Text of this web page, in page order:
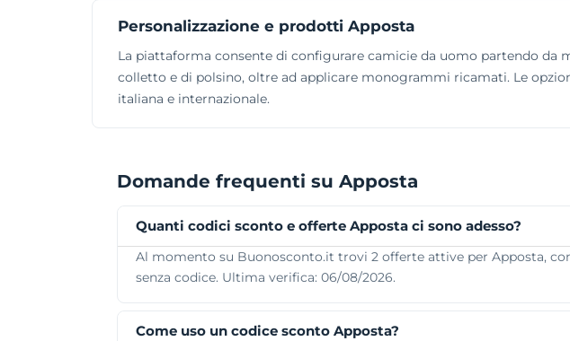
Personalizzazione e prodotti Apposta
La piattaforma consente di configurare camicie da uomo partendo
colletto e di polsino, oltre ad applicare monogrammi ricamati. Le
italiana e internazionale.
Domande frequenti su Apposta
Quanti codici sconto e offerte Apposta ci sono adesso?
Al momento su Buonosconto.it trovi 2 offerte attive per Apposta,
senza codice. Ultima verifica: 06/08/2026.
Come uso un codice sconto Apposta?